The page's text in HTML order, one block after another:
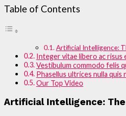
Table of Contents
Artificial Intelligence:
Integer vitae libero ac risus
Vestibulum commodo felis
Phasellus ultrices nulla quis
Our Top Video
Artificial Intelligence: